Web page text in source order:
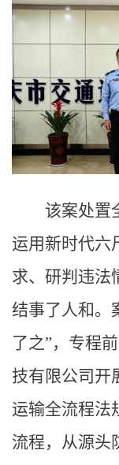
该案处置
运用新时代六
求、研判违法
结事了人和。
了之”，专程
技有限公司开
运输全流程法
流程，从源头